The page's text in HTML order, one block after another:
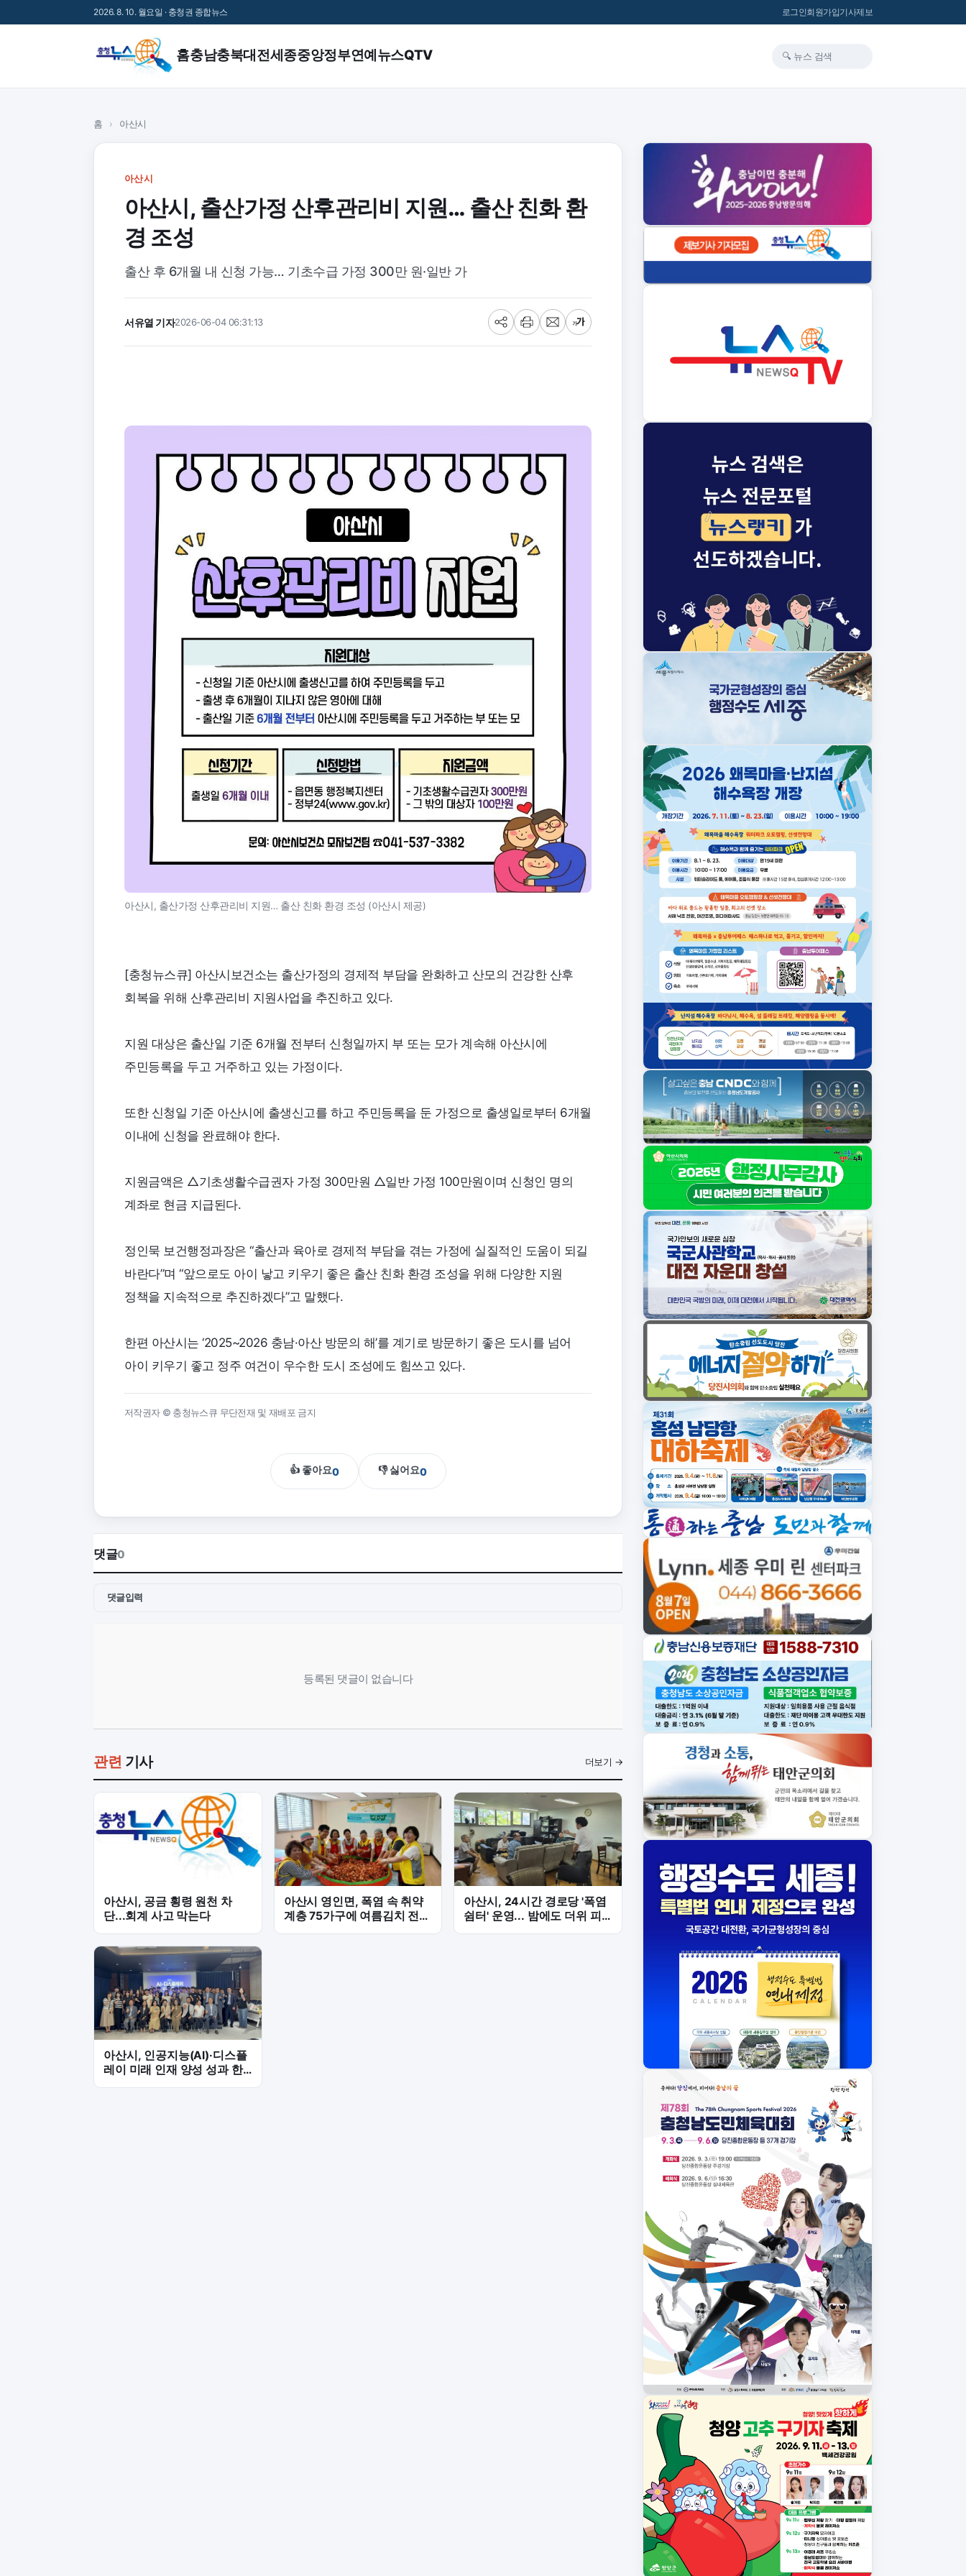
2026. 8. 10. 월요일 · 충청권 종합뉴스 로그인회원가입기사제보
홈충남충북대전세종중앙정부연예 뉴스QTV 🔍 뉴스 검색
홈 › 아산시
아산시
아산시, 출산가정 산후관리비 지원… 출산 친화 환
경 조성
출산 후 6개월 내 신청 가능… 기초수급 가정 300만 원·일반 가
서유열 기자2026-06-04 06:31:13
공
유
프
린
메
일
글
씨
아산시, 출산가정 산후관리비 지원… 출산 친화 환경 조성 (아산시 제공)
[충청뉴스큐] 아산시보건소는 출산가정의 경제적 부담을 완화하고 산모의 건강한 산후
회복을 위해 산후관리비 지원사업을 추진하고 있다.
지원 대상은 출산일 기준 6개월 전부터 신청일까지 부 또는 모가 계속해 아산시에
주민등록을 두고 거주하고 있는 가정이다.
또한 신청일 기준 아산시에 출생신고를 하고 주민등록을 둔 가정으로 출생일로부터 6개월
이내에 신청을 완료해야 한다.
지원금액은 △기초생활수급권자 가정 300만원 △일반 가정 100만원이며 신청인 명의
계좌로 현금 지급된다.
정인묵 보건행정과장은 “출산과 육아로 경제적 부담을 겪는 가정에 실질적인 도움이 되길
바란다”며 “앞으로도 아이 낳고 키우기 좋은 출산 친화 환경 조성을 위해 다양한 지원
정책을 지속적으로 추진하겠다”고 말했다.
한편 아산시는 ‘2025~2026 충남·아산 방문의 해’를 계기로 방문하기 좋은 도시를 넘어
아이 키우기 좋고 정주 여건이 우수한 도시 조성에도 힘쓰고 있다.
저작권자 © 충청뉴스큐 무단전재 및 재배포 금지
👍 좋아요0 👎 싫어요0
댓글0
댓글입력
등록된 댓글이 없습니다
관련 기사 더보기 →
아산시, 공금 횡령 원천 차
단...회계 사고 막는다
아산시 영인면, 폭염 속 취약
계층 75가구에 여름김치 전달
'온정 나누다'
아산시, 24시간 경로당 '폭염
쉼터' 운영... 밤에도 더위 피
한다
아산시, 인공지능(AI)·디스플
레이 미래 인재 양성 성과 한
자리에